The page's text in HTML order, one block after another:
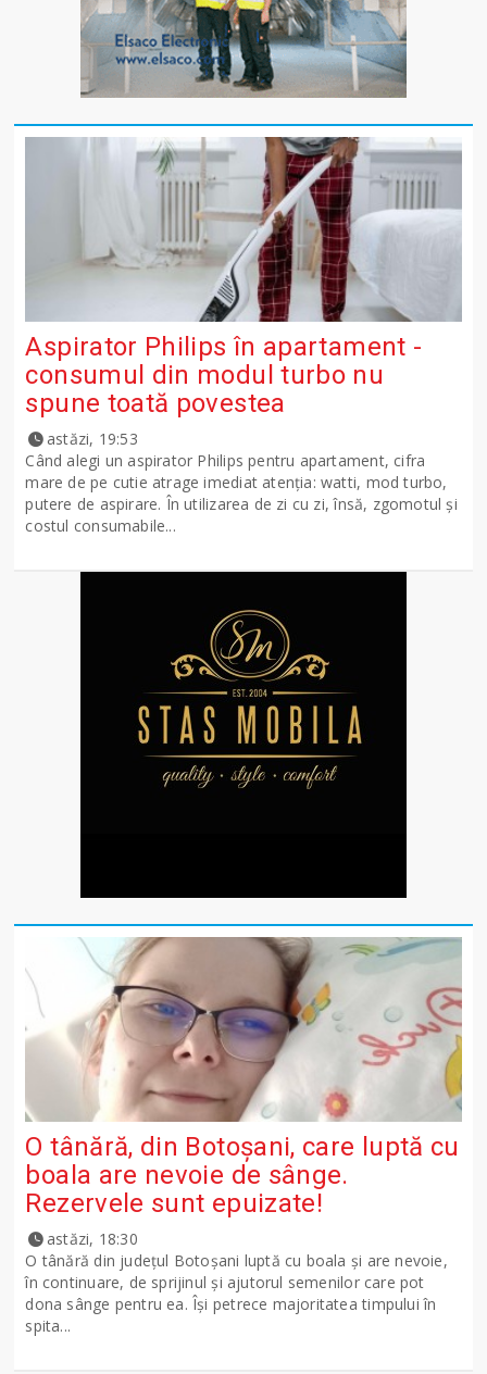
Aspirator Philips în apartament -
consumul din modul turbo nu
spune toată povestea
astăzi, 19:53
Când alegi un aspirator Philips pentru apartament, cifra
mare de pe cutie atrage imediat atenția: watti, mod turbo,
putere de aspirare. În utilizarea de zi cu zi, însă, zgomotul și
costul consumabile...
O tânără, din Botoșani, care luptă cu
boala are nevoie de sânge.
Rezervele sunt epuizate!
astăzi, 18:30
O tânără din județul Botoșani luptă cu boala și are nevoie,
în continuare, de sprijinul și ajutorul semenilor care pot
dona sânge pentru ea. Își petrece majoritatea timpului în
spita...